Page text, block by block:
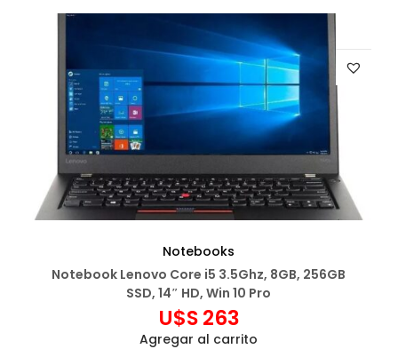
Notebooks
Notebook Lenovo Core i5 3.5Ghz, 8GB, 256GB
SSD, 14″ HD, Win 10 Pro
U$S263
Agregar al carrito